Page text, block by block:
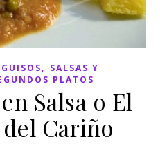
GUISOS, SALSAS Y
PLATOS
Salsa o El
Cariño